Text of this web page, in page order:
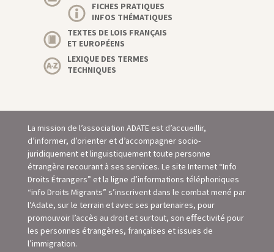
FICHES PRATIQUES
INFOS THÉMATIQUES
TEXTES DE LOIS FRANÇAIS
ET EUROPÉENS
LEXIQUE DES TERMES
TECHNIQUES
La mission de l’association ADATE est d’accueillir,
d’informer, d’orienter et d’accompagner socio-
juridiquement et linguistiquement toute personne
étrangère recourant à ses services. Le site Internet “Info
Droits Étrangers” et la ligne d’informations téléphoniques
“info Droits Migrants” s’inscrivent dans le combat mené par
l’Adate, sur le terrain et avec ses partenaires, pour
promouvoir l’accès au droit et surtout, son eﬀectivité pour
les personnes étrangères, françaises et issues de
l’immigration.